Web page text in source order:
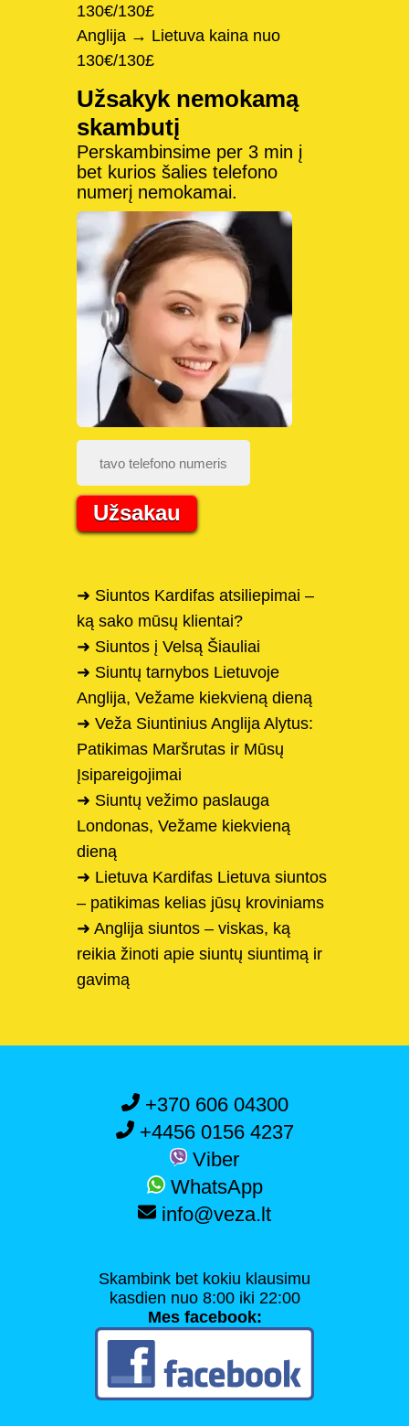
130€/130£
Anglija → Lietuva kaina nuo
130€/130£
Užsakyk nemokamą
skambutį
Perskambinsime per 3 min į
bet kurios šalies telefono
numerį nemokamai.
Užsakau
➜ Siuntos Kardifas atsiliepimai –
ką sako mūsų klientai?
➜ Siuntos į Velsą Šiauliai
➜ Siuntų tarnybos Lietuvoje
Anglija, Vežame kiekvieną dieną
➜ Veža Siuntinius Anglija Alytus:
Patikimas Maršrutas ir Mūsų
Įsipareigojimai
➜ Siuntų vežimo paslauga
Londonas, Vežame kiekvieną
dieną
➜ Lietuva Kardifas Lietuva siuntos
– patikimas kelias jūsų kroviniams
➜ Anglija siuntos – viskas, ką
reikia žinoti apie siuntų siuntimą ir
gavimą
+370 606 04300
+4456 0156 4237
Viber
WhatsApp
info@veza.lt
Skambink bet kokiu klausimu
kasdien nuo 8:00 iki 22:00
Mes facebook: